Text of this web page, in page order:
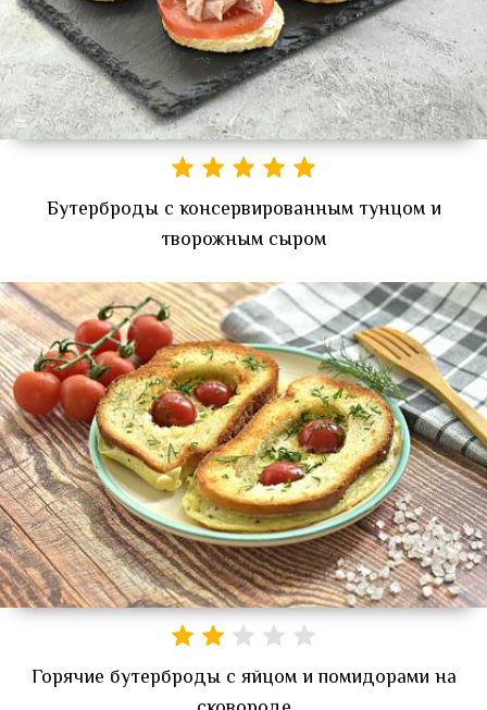
Бутерброды с консервированным тунцом и
творожным сыром
Горячие бутерброды с яйцом и помидорами на